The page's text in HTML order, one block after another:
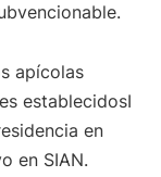
apícolas
establecidosI
en
en SIAN.